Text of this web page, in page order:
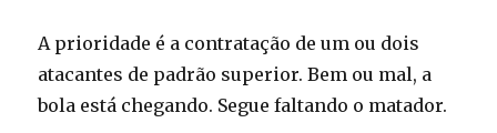
A prioridade é a contratação de um ou dois
atacantes de padrão superior. Bem ou mal, a
bola está chegando. Segue faltando o matador.